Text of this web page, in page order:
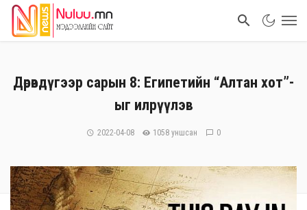
Дөрөвдүгээр сарын 8: Египетийн “Алтан хот”-
ыг илрүүлэв
2022-04-08 1058 уншсан 0